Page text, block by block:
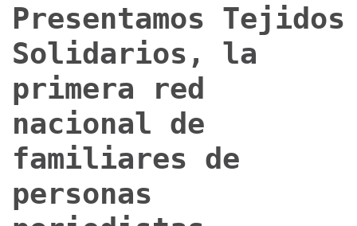
Presentamos Tejidos
Solidarios, la
primera red
nacional de
familiares de
personas